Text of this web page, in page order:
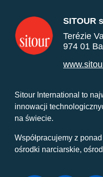
SITOUR
Terézie
974 01
Sitour International to
innowacji
na świecie.
Współpracujemy z
ośrodki narciarskie,